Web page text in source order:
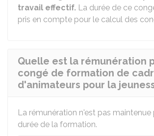
travail effectif. La durée de ce
pris en compte pour le calcul des
Quelle est la rémunération
congé de formation de
d'animateurs pour la
La rémunération n'est pas
durée de la formation.